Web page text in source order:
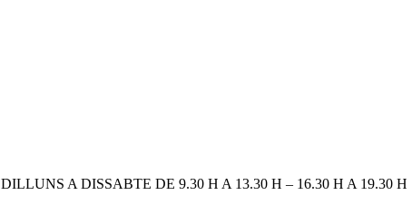
A DISSABTE DE 9.30 H A 13.30 H – 16.30 H A 19.30 H